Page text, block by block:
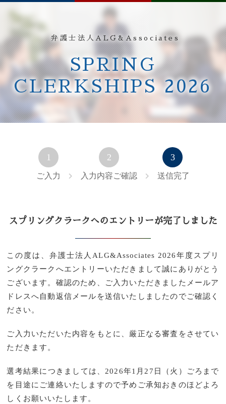
弁護士法人ALG&Associates
SPRING
CLERKSHIPS 2026
ご入力 入力内容ご確認 送信完了
スプリングクラークへのエントリーが完了しました
この度は、弁護士法人ALG&Associates 2026年度スプリ
ングクラークへエントリーいただきまして誠にありがとう
ございます。確認のため、ご入力いただきましたメールア
ドレスへ自動返信メールを送信いたしましたのでご確認く
ださい。
ご入力いただいた内容をもとに、厳正なる審査をさせてい
ただきます。
選考結果につきましては、2026年1月27日（火）ごろまで
を目途にご連絡いたしますので予めご承知おきのほどよろ
しくお願いいたします。